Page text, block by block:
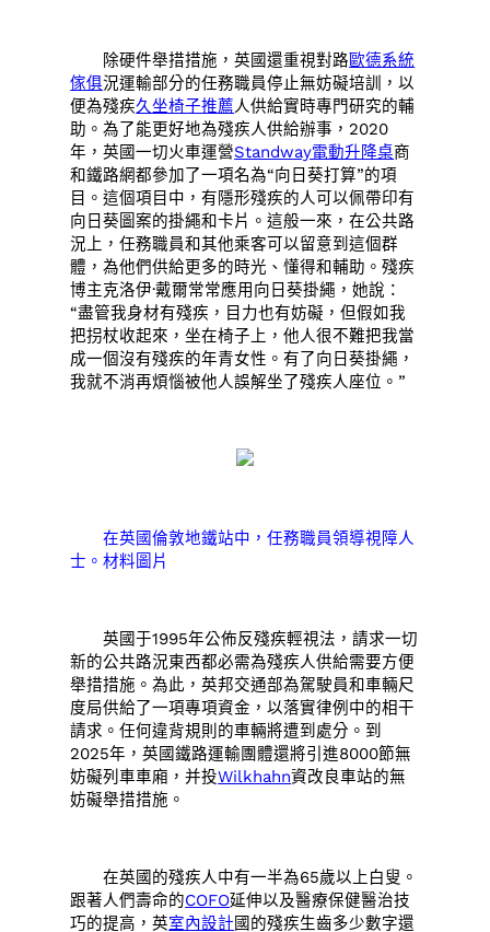
除硬件舉措措施，英國還重視對路歐德系統
傢俱況運輸部分的任務職員停止無妨礙培訓，以
便為殘疾久坐椅子推薦人供給實時專門研究的輔
助。為了能更好地為殘疾人供給辦事，2020
年，英國一切火車運營Standway電動升降桌商
和鐵路網都參加了一項名為“向日葵打算”的項
目。這個項目中，有隱形殘疾的人可以佩帶印有
向日葵圖案的掛繩和卡片。這般一來，在公共路
況上，任務職員和其他乘客可以留意到這個群
體，為他們供給更多的時光、懂得和輔助。殘疾
博主克洛伊·戴爾常常應用向日葵掛繩，她說：
“盡管我身材有殘疾，目力也有妨礙，但假如我
把拐杖收起來，坐在椅子上，他人很不難把我當
成一個沒有殘疾的年青女性。有了向日葵掛繩，
我就不消再煩惱被他人誤解坐了殘疾人座位。”
在英國倫敦地鐵站中，任務職員領導視障人
士。材料圖片
英國于1995年公佈反殘疾輕視法，請求一切
新的公共路況東西都必需為殘疾人供給需要方便
舉措措施。為此，英邦交通部為駕駛員和車輛尺
度局供給了一項專項資金，以落實律例中的相干
請求。任何違背規則的車輛將遭到處分。到
2025年，英國鐵路運輸團體還將引進8000節無
妨礙列車車廂，并投Wilkhahn資改良車站的無
妨礙舉措措施。
在英國的殘疾人中有一半為65歲以上白叟。
跟著人們壽命的COFO延伸以及醫療保健醫治技
巧的提高，英室內設計 國的殘疾生齒多少數字還